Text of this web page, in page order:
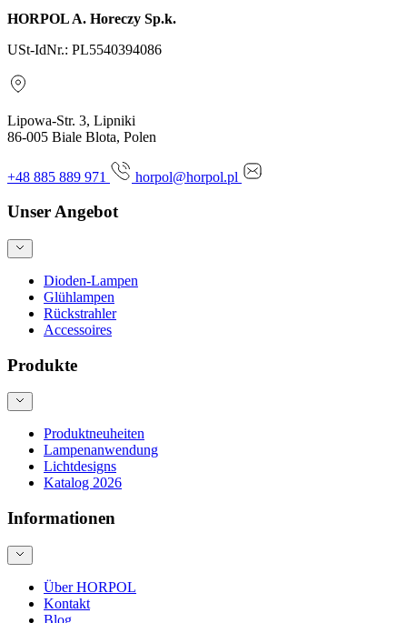
HORPOL A. Horeczy Sp.k.
USt-IdNr.: PL5540394086
Lipowa-Str. 3, Lipniki
86-005 Biale Blota, Polen
+48 885 889 971 horpol@horpol.pl
Unser Angebot
Dioden-Lampen
Glühlampen
Rückstrahler
Accessoires
Produkte
Produktneuheiten
Lampenanwendung
Lichtdesigns
Katalog 2026
Informationen
Über HORPOL
Kontakt
Blog